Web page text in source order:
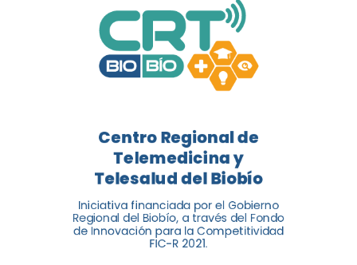
LOGROS
DE CRT
BIOBÍO
El Centro Regional de
Telemedicina y Telesalud del
Biobío presenta el balance de
tres años acercando la salud
digital a los habitantes...
Centro Regional de
Telemedicina y
Telesalud del Biobío
Iniciativa financiada por el Gobierno
Regional del Biobío, a través del Fondo
de Innovación para la Competitividad
FIC-R 2021.